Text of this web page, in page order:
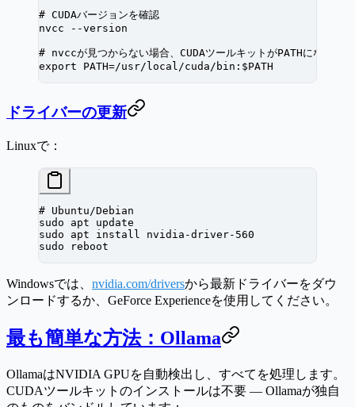
# CUDAバージョンを確認
nvcc --version
# nvccが見つからない場合、CUDAツールキットがPATHにない可
export PATH=/usr/local/cuda/bin:$PATH
ドライバーの更新
Linuxで：
# Ubuntu/Debian
sudo apt update
sudo apt install
nvidia-driver-560
sudo reboot
Windowsでは、 nvidia.com/driversから最新ドライバーをダウ
ンロードするか、GeForce Experienceを使用してください。
最も簡単な方法：Ollama
OllamaはNVIDIA GPUを自動検出し、すべてを処理します。
CUDAツールキットのインストールは不要 — Ollamaが独自